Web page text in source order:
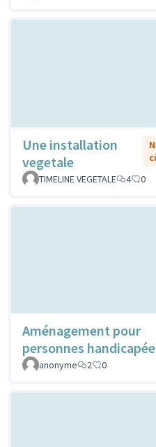
Une installation
vegetale
TIMELINE VEGETALE
4 0
Aménagement pour
personnes
anonyme
2 0